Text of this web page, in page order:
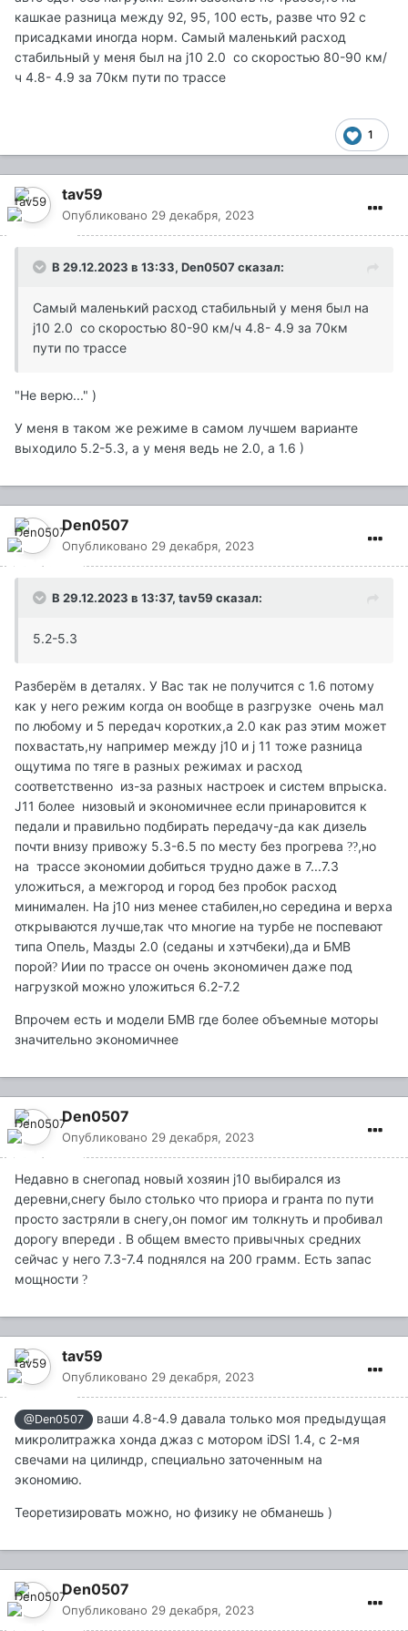
кашкае разница между 92, 95, 100 есть, разве что 92 с
присадками иногда норм. Самый маленький расход
стабильный у меня был на j10 2.0 со скоростью 80-90 км/
ч 4.8- 4.9 за 70км пути по трассе
1
tav59
Опубликовано 29 декабря, 2023
В 29.12.2023 в 13:33, Den0507 сказал:
Самый маленький расход стабильный у меня был на
j10 2.0 со скоростью 80-90 км/ч 4.8- 4.9 за 70км
пути по трассе
"Не верю..." )
У меня в таком же режиме в самом лучшем варианте
выходило 5.2-5.3, а у меня ведь не 2.0, а 1.6 )
Den0507
Опубликовано 29 декабря, 2023
В 29.12.2023 в 13:37, tav59 сказал:
5.2-5.3
Разберём в деталях. У Вас так не получится с 1.6 потому
как у него режим когда он вообще в разгрузке очень мал
по любому и 5 передач коротких,а 2.0 как раз этим может
похвастать,ну например между j10 и j 11 тоже разница
ощутима по тяге в разных режимах и расход
соответственно из-за разных настроек и систем впрыска.
J11 более низовый и экономичнее если принаровится к
педали и правильно подбирать передачу-да как дизель
почти внизу привожу 5.3-6.5 по месту без прогрева ??,но
на трассе экономии добиться трудно даже в 7...7.3
уложиться, а межгород и город без пробок расход
минимален. На j10 низ менее стабилен,но середина и верха
открываются лучше,так что многие на турбе не поспевают
типа Опель, Мазды 2.0 (седаны и хэтчбеки),да и БМВ
порой? Иии по трассе он очень экономичен даже под
нагрузкой можно уложиться 6.2-7.2
Впрочем есть и модели БМВ где более объемные моторы
значительно экономичнее
Den0507
Опубликовано 29 декабря, 2023
Недавно в снегопад новый хозяин j10 выбирался из
деревни,снегу было столько что приора и гранта по пути
просто застряли в снегу,он помог им толкнуть и пробивал
дорогу впереди . В общем вместо привычных средних
сейчас у него 7.3-7.4 поднялся на 200 грамм. Есть запас
мощности ?
tav59
Опубликовано 29 декабря, 2023
@Den0507
ваши 4.8-4.9 давала только моя предыдущая
микролитражка хонда джаз с мотором iDSI 1.4, с 2-мя
свечами на цилиндр, специально заточенным на
экономию.
Теоретизировать можно, но физику не обманешь )
Den0507
Опубликовано 29 декабря, 2023